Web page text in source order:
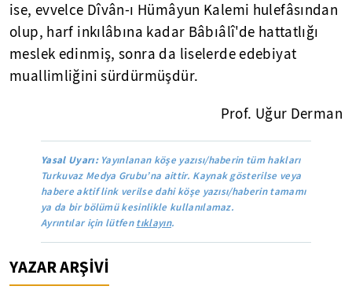
ise, evvelce Dîvân-ı Hümâyun Kalemi hulefâsından
olup, harf inkılâbına kadar Bâbıâlî'de hattatlığı
meslek edinmiş, sonra da liselerde edebiyat
muallimliğini sürdürmüşdür.
Prof. Uğur Derman
Yasal Uyarı: Yayınlanan köşe yazısı/haberin tüm hakları
Turkuvaz Medya Grubu’na aittir. Kaynak gösterilse veya
habere aktif link verilse dahi köşe yazısı/haberin tamamı
ya da bir bölümü kesinlikle kullanılamaz.
Ayrıntılar için lütfentıklayın.
YAZAR ARŞİVİ